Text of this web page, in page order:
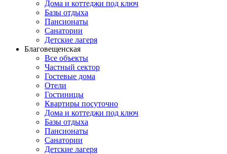
Дома и коттеджи под ключ
Базы отдыха
Пансионаты
Санатории
Детские лагеря
Благовещенская
Все объекты
Частный сектор
Гостевые дома
Отели
Гостиницы
Квартиры посуточно
Дома и коттеджи под ключ
Базы отдыха
Пансионаты
Санатории
Детские лагеря